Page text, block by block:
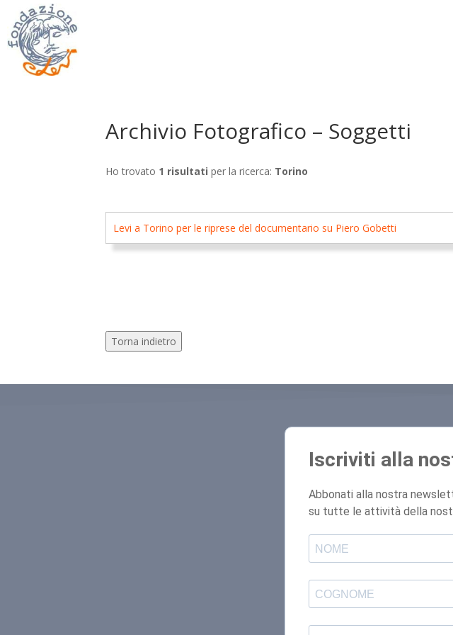
Archivio Fotografico – Soggetti
Ho trovato 1 risultati per la ricerca: Torino
Levi a Torino per le riprese del documentario su Piero Gobetti
Torna indietro
Iscriviti alla
Abbonati alla nostra
su tutte le attività della